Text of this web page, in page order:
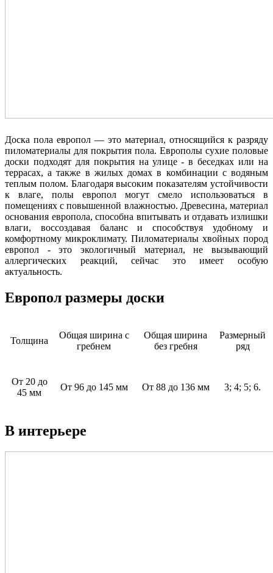
Доска пола европол — это материал, относящийся к разряду
пиломатериалы для покрытия пола. Европолы сухие половые
доски подходят для покрытия на улице - в беседках или на
террасах, а также в жилых домах в комбинации с водяным
теплым полом. Благодаря высоким показателям устойчивости
к влаге, полы европол могут смело использоваться в
помещениях с повышенной влажностью. Древесина, материал
основания европола, способна впитывать и отдавать излишки
влаги, воссоздавая баланс и способствуя удобному и
комфортному микроклимату. Пиломатериалы хвойных пород
европол - это экологичный материал, не вызывающий
аллергических реакций, сейчас это имеет особую
актуальность.
Европол размеры доски
Толщина
Общая ширина с
гребнем
Общая ширина
без гребня
Размерный
ряд
От 20 до
45 мм
От 96 до 145 мм От 88 до 136 мм 3; 4; 5; 6.
В интерьере